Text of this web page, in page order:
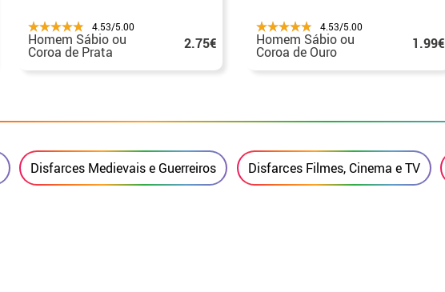
4.53/5.00
Homem Sábio ou
Coroa de Prata 2.75€
4.53/5.00
Homem Sábio ou
Coroa de Ouro 1.99€
Disfarces Medievais e Guerreiros Disfarces Filmes, Cinema e TV